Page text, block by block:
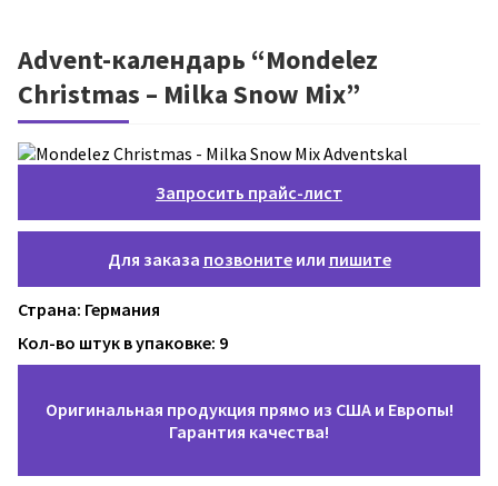
Advent-календарь “Mondelez
Christmas – Milka Snow Mix”
Запросить прайс-лист
Для заказа позвонитеили пишите
Страна: Германия
Кол-во штук в упаковке: 9
Оригинальная продукция прямо из США и Европы!
Гарантия качества!